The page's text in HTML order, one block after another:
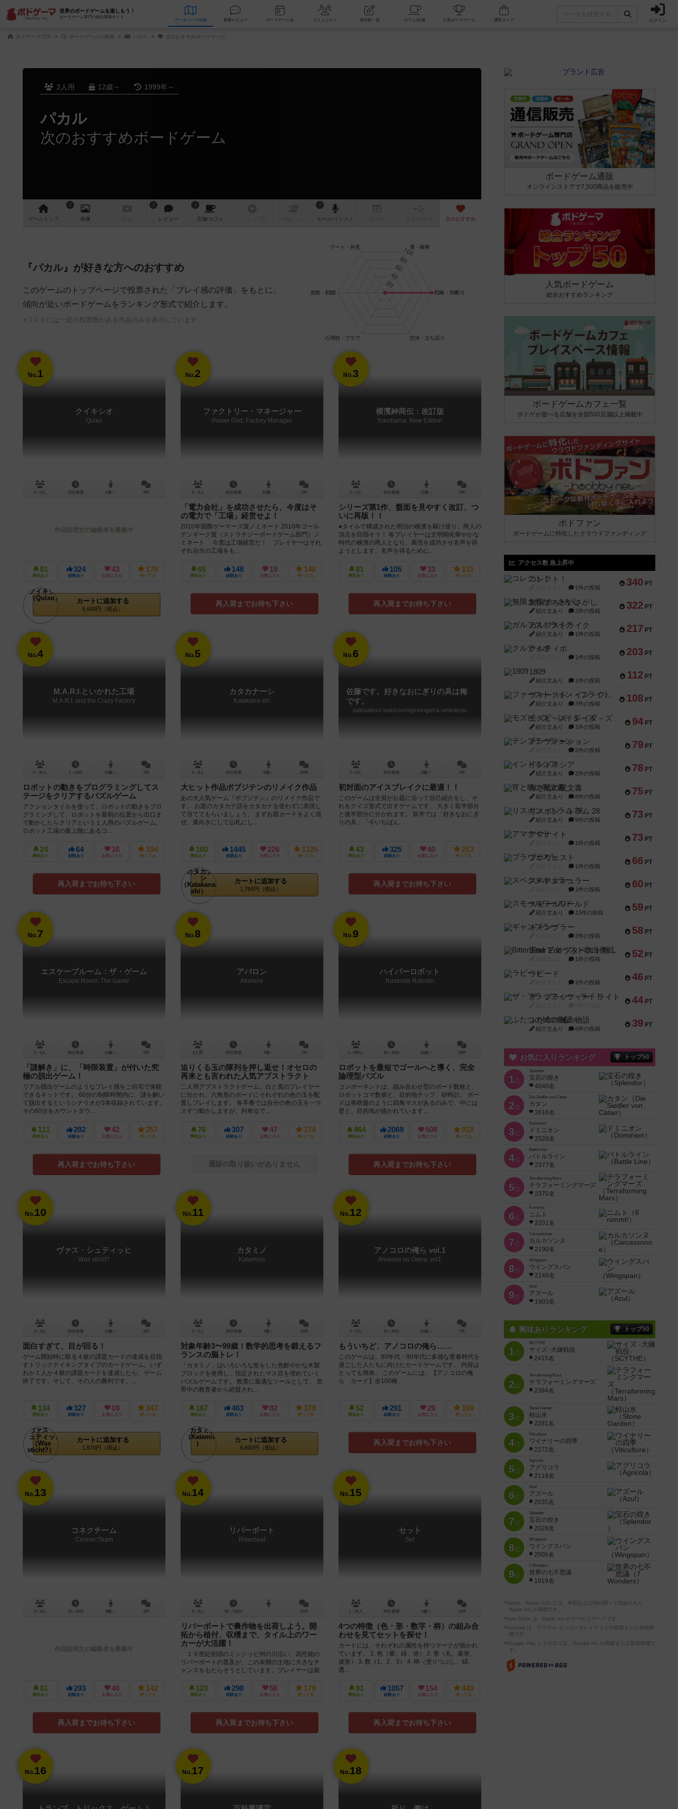
世界のボードゲームを楽しもう！
ボードゲーム専門の総合情報サイト
データベース 検索 新着レビュー ボードゲーム会 コミュニティ 掲示板一覧 カフェ/店舗 人気ボードゲーム ログイン
ボドゲーマTOP ボードゲームの検索 パカル 次のおすすめボードゲーム
2人用 12歳～ 1999年～
パカル
次のおすすめボードゲーム
ゲーム トップ
2
画像
2
レビュー
1
店舗/カフェ
1
ルール/インスト 次のおすすめ
『パカル』が好きな方へのおすすめ
このゲームのトップページで投票された「プレイ感の評価」をもとに、
傾向が近いボードゲームをランキング形式で紹介します。
※リストには一定の投票数がある作品のみを表示しています
No.1
クイキシオ
Quixo
2～4人 15分前後 6歳～ 9件
作品説明文の編集者を募集中
81
興味あり
324
経験あり
43
お気に入り
176
持ってる
カートに追加する
6,600円（税込）
No.2
ファクトリー・マネージャー
Power Grid: Factory Manager
2～5人 60分前後 12歳～ 2件
「電力会社」を成功させたら、今度はそ
の電力で「工場」経営せよ！
2010年国際ゲーマーズ賞ノミネート 2010年ゴール
デンギーク賞（ストラテジーボードゲーム部門）ノ
ミネート 今度は工場経営だ！ プレイヤーはそれ
ぞれ自分の工場をも...
65
興味あり
148
経験あり
19
お気に入り
148
持ってる
再入荷までお待ち下さい
No.3
横濱紳商伝：改訂版
Yokohama: New Edition
2～4人 90分前後 12歳～ 3件
シリーズ第1作、盤面を見やすく改訂、つ
いに再版！！
●タイルで構成された明治の横濱を駆け巡り、商人の
頂点を目指そう！ 各プレイヤーは文明開化華やかな
時代の横濱の商人となり、商売を成功させ名声を得
ようとします。名声を得るために...
81
興味あり
105
経験あり
33
お気に入り
131
持ってる
再入荷までお待ち下さい
No.4
M.A.R.I.といかれた工場
M.A.R.I. and the Crazy Factory
5～30人 1～10分 10歳～ 2件
ロボットの動きをプログラミングしてス
テージをクリアするパズルゲーム
アクションタイルを使って、ロボットの動きをプロ
グラミングして、ロボットを最初の位置から出口ま
で動かしたらクリアという１人用のパズルゲーム。
ロボット工場の最上階にあるコ...
24
興味あり
64
経験あり
16
お気に入り
104
持ってる
再入荷までお待ち下さい
No.5
カタカナーシ
Katakana-shi
3～8人 15分前後 8歳～ 29件
大ヒット作品ボブジテンのリメイク作品
あの大人気ゲーム『ボブジテン』のリメイク作品で
す。 お題のカタカナ語をカタカナを使わずに表現し
て当ててもらいましょう。 まずお題カードをよく混
ぜ、裏向きにして山札にし...
160
興味あり
1445
経験あり
226
お気に入り
1125
持ってる
カートに追加する
1,760円（税込）
No.6
佐藤です。好きなおにぎりの具は梅
です。
satoudesu sukinaonigirinoguha umedesu
2～8人 20分前後 8歳～ 3件
初対面のアイスブレイクに最適！！
このゲームは全員がお題に沿って自己紹介をし、そ
れをクイズ形式で出すゲームです。 大きく前半部分
と後半部分に分かれます。 前半では「好きなおにぎ
りの具」「今いちばん...
43
興味あり
325
経験あり
40
お気に入り
253
持ってる
再入荷までお待ち下さい
No.7
エスケープルーム：ザ・ゲーム
Escape Room: The Game
1～5人 60分前後 16歳～ 6件
「謎解き」に、「時限装置」が付いた究
極の脱出ゲーム！
リアル脱出ゲームのようなプレイ感をご自宅で体験
できるキットです。 60分の制限時間内に、謎を解い
て脱出するというシナリオが3本収録されています。
その60分をカウントダウ...
111
興味あり
292
経験あり
42
お気に入り
257
持ってる
再入荷までお待ち下さい
No.8
アバロン
Abalone
2人用 30分前後 7歳～ 7件
迫りくる玉の隊列を押し返せ！オセロの
再来とも言われた人気アブストラクト
二人用アブストラクトゲーム。白と黒のプレイヤー
に分かれ、六角形のボードにそれぞれの色の玉を配
置しプレイします。 各手番では自分の色の玉を一マ
スずつ動かしますが、列単位で...
76
興味あり
307
経験あり
47
お気に入り
174
持ってる
通販の取り扱いがありません
No.9
ハイパーロボット
Rasende Roboter
1～999人 30～40分 10歳～ 38件
ロボットを最短でゴールへと導く、完全
論理型パズル
コンポーネントは、組み合わせ型のボード数枚と、
ロボットコマ数個と、目的地チップ、砂時計。 ボー
ドは将棋盤のように四角マスがあるのみで、中には
壁と、目的地が描かれています...
464
興味あり
2069
経験あり
508
お気に入り
918
持ってる
再入荷までお待ち下さい
No.10
ヴァス・シュティッヒ
Was sticht?
3～4人 60分前後 12歳～ 6件
面白すぎて、目が回る！
ゲーム開始時に取る４枚の課題カードの達成を目指
すトリックテイキングタイプのカードゲーム。いず
れか１人が４枚の課題カードを達成したら、ゲーム
終了です。そして、その人の勝利です。...
134
興味あり
327
経験あり
69
お気に入り
347
持ってる
カートに追加する
1,870円（税込）
No.11
カタミノ
Katamino
1～2人 10分前後 3歳～ 10件
対象年齢3〜99歳！数学的思考を鍛えるフ
ランスの脳トレ！
「カタミノ」はいろいろな形をした色鮮やかな木製
ブロックを使用し、指定されたマス目を埋めていく
パズルゲームです。 教育に最適なツールとして、 世
界中の教育者から絶賛され...
167
興味あり
463
経験あり
82
お気に入り
378
持ってる
カートに追加する
6,600円（税込）
No.12
アノコロの俺ら vol.1
Anokoro no Orera: vol1
2～5人 15～30分 20歳～ 7件
もういちど、アノコロの俺ら……
このゲームは、80年代・90年代に多感な青春時代を
過ごした人たちに向けたカードゲームです。 内容は
とっても簡単。 このゲームには、【アノコロの俺
ら カード】全100種...
52
興味あり
291
経験あり
29
お気に入り
169
持ってる
再入荷までお待ち下さい
No.13
コネクチーム
Connec'Team
3～6人 10～20分 8歳～ 5件
作品説明文の編集者を募集中
61
興味あり
293
経験あり
46
お気に入り
142
持ってる
再入荷までお待ち下さい
No.14
リバーボート
Riverboat
2～4人 90～120分 11件
リバーボートで農作物を出荷しよう。開
拓から植付、収穫まで、タイル上のワー
カーが大活躍！
１９世紀初頭のミシシッピ州の川沿い。高性能の
リバーボートの普及が、この未開の土地に大きなチ
ャンスをもたらそうとしています。プレイヤーは新
120
興味あり
298
経験あり
56
お気に入り
178
持ってる
再入荷までお待ち下さい
No.15
セット
Set
1～20人 30分前後 6歳～ 11件
4つの特徴（色・形・数字・柄）の組み合
わせを見てセットを探せ！
カードには、それぞれの属性を持つマークが描かれ
ています。 1. 色（紫、緑、赤） 2. 形（丸、菱形、
波形） 3. 数（1、2、3） 4. 柄（塗りつぶし、縞、
透...
91
興味あり
1057
経験あり
154
お気に入り
449
持ってる
再入荷までお待ち下さい
No.16 No.17 No.18
ボードゲーム通販
オンラインストアで7,500商品を販売中
人気ボードゲーム
総合おすすめランキング
ボードゲームカフェ一覧
ボドゲが遊べる店舗を全国500店舗以上掲載中
ボドファン
ボードゲームに特化したクラウドファンディング
アクセス数 急上昇中
340 PT
コレクト！
1件の投稿
322 PT
無限まちがいさがし
紹介文あり 2件の投稿
217 PT
ガルフストライク
紹介文あり 1件の投稿
203 PT
クルティボ
1件の投稿
112 PT
1809
紹介文あり 1件の投稿
108 PT
ファースト・イン・フライト
紹介文あり 3件の投稿
94 PT
モズビ－ズ・レイダ－ズ
紹介文あり 1件の投稿
79 PT
テンプテーション
2件の投稿
78 PT
インドネシア
紹介文あり 2件の投稿
75 PT
宵と暁の呪文書
紹介文あり 8件の投稿
73 PT
リスボン・トラム 28
紹介文あり 9件の投稿
73 PT
アマナイト
1件の投稿
66 PT
ブラヴェスト
1件の投稿
60 PT
スペクタキュラー
1件の投稿
59 PT
スモールワールド
紹介文あり 13件の投稿
58 PT
ギャンブラー
2件の投稿
52 PT
Bitter End ブタペスト救出作戦
1件の投稿
46 PT
ラピード
1件の投稿
44 PT
ザ・フラッフィー・ライト
39 PT
ふたつの城の物語
紹介文あり 6件の投稿
お気に入りランキング トップ50
1位
Splendor
宝石の煌き
4040名
2位
Die Siedler von Catan
カタン
3616名
3位
Dominion
ドミニオン
2528名
4位
Battle Line
バトルライン
2377名
5位
Terraforming Mars
テラフォーミングマーズ
2370名
6位
6 nimmt!
ニムト
2201名
7位
Carcassonne
カルカソンヌ
2190名
8位
Wingspan
ウイングスパン
2149名
9位
Azul
アズール
1903名
興味ありランキング トップ50
1位
SCYTHE
サイズ -大鎌戦役-
2415名
2位
Terraforming Mars
テラフォーミングマーズ
2394名
3位
Stone Garden
枯山水
2281名
4位
Viticulture
ワイナリーの四季
2272名
5位
Agricola
アグリコラ
2119名
6位
Azul
アズール
2035名
7位
Splendor
宝石の煌き
2028名
8位
Wingspan
ウイングスパン
2006名
9位
7 Wonders
世界の七不思議
1919名
※Apple、Apple のロゴ は、米国および他の国々で登録された
Apple Inc.の商標です。
※App Store は、Apple Inc.のサービスマークです。
※Android は、グーグル インコーポレイテッドの商標または登録商
標です。
※Google Play とそのロゴは、Google Inc.の商標または登録商標で
す。